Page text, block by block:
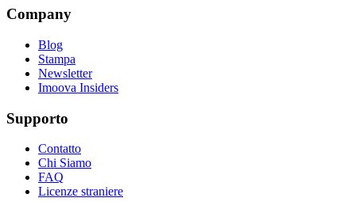
Company
Blog
Stampa
Newsletter
Imoova Insiders
Supporto
Contatto
Chi Siamo
FAQ
Licenze straniere